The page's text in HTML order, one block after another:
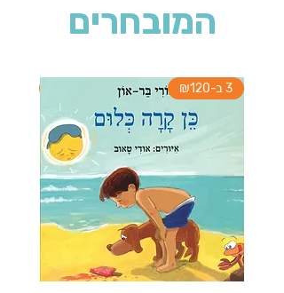
המובחרים
3 ב-₪120